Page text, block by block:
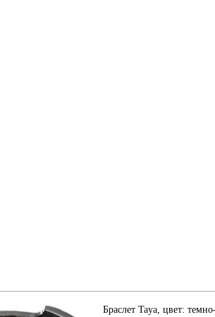
Браслет Taya, цвет: